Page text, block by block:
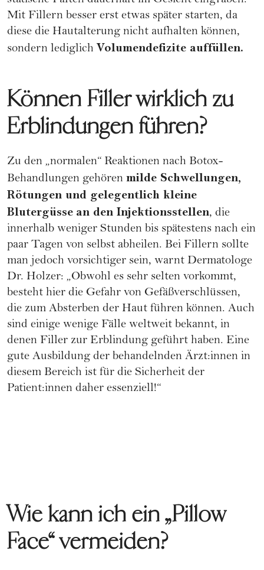
Mit Fillern besser erst etwas später starten, da
diese die Hautalterung nicht aufhalten können,
sondern lediglich Volumendefizite auffüllen.
Können Filler wirklich zu
Erblindungen führen?
Zu den „normalen“ Reaktionen nach Botox-
Behandlungen gehören milde Schwellungen,
Rötungen und gelegentlich kleine
Blutergüsse an den Injektionsstellen, die
innerhalb weniger Stunden bis spätestens nach ein
paar Tagen von selbst abheilen. Bei Fillern sollte
man jedoch vorsichtiger sein, warnt Dermatologe
Dr. Holzer: „Obwohl es sehr selten vorkommt,
besteht hier die Gefahr von Gefäßverschlüssen,
die zum Absterben der Haut führen können. Auch
sind einige wenige Fälle weltweit bekannt, in
denen Filler zur Erblindung geführt haben. Eine
gute Ausbildung der behandelnden Ärzt:innen in
diesem Bereich ist für die Sicherheit der
Patient:innen daher essenziell!“
Wie kann ich ein „Pillow
Face“ vermeiden?